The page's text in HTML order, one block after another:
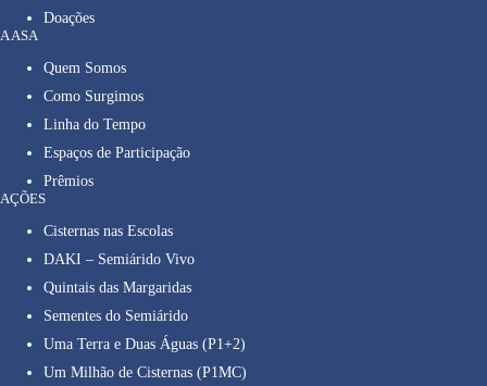
Doações
A ASA
Quem Somos
Como Surgimos
Linha do Tempo
Espaços de Participação
Prêmios
AÇÕES
Cisternas nas Escolas
DAKI – Semiárido Vivo
Quintais das Margaridas
Sementes do Semiárido
Uma Terra e Duas Águas (P1+2)
Um Milhão de Cisternas (P1MC)